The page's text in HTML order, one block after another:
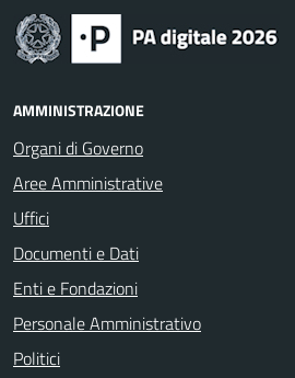
AMMINISTRAZIONE
Organi di Governo
Aree Amministrative
Uffici
Documenti e Dati
Enti e Fondazioni
Personale Amministrativo
Politici